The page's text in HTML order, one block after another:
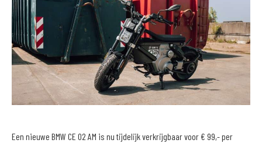
Een nieuwe BMW CE 02 AM is nu tijdelijk verkrijgbaar voor € 99,- per